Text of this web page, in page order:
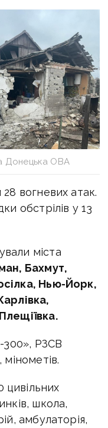
Донецька ОВА
вогневих атак.
обстрілів у 13
міста
Бахмут,
Нью-Йорк,
300», РЗСВ
школа,
амбулаторія,